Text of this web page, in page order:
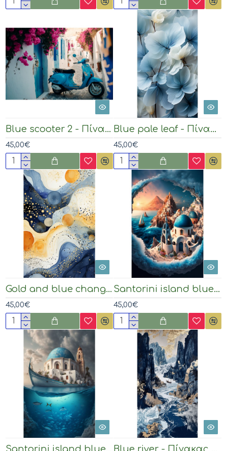
Blue scooter 2 - Πίνακας σε καμβά
45,00€
Blue pale leaf - Πίνακας σε καμβά
45,00€
Gold and blue changes - Πίνακας σε καμβά
45,00€
Santorini island blue white dome church - Πίνακας σε καμβά
45,00€